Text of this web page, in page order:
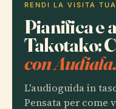
RENDI LA VISITA TUA
Pianifica e
Takotako:
con Audiala.
L'audioguida in
Pensata per come